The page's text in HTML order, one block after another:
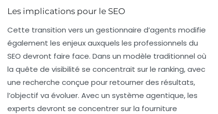
Les implications pour le SEO
Cette transition vers un gestionnaire d’agents modifie
également les enjeux auxquels les professionnels du
SEO devront faire face. Dans un modèle traditionnel où
la quête de visibilité se concentrait sur le ranking, avec
une recherche conçue pour retourner des résultats,
l’objectif va évoluer. Avec un système agentique, les
experts devront se concentrer sur la fourniture